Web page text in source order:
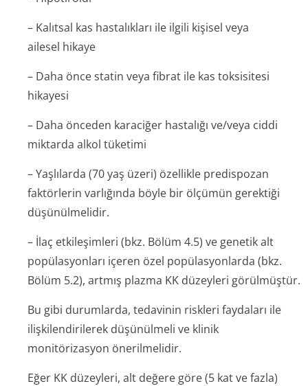
– Kalıtsal kas hastalıkları ile ilgili kişisel veya
ailesel hikaye
– Daha önce statin veya fibrat ile kas toksisitesi
hikayesi
– Daha önceden karaciğer hastalığı ve/veya ciddi
miktarda alkol tüketimi
– Yaşlılarda (70 yaş üzeri) özellikle predispozan
faktörlerin varlığında böyle bir ölçümün gerektiği
düşünülmelidir.
– İlaç etkileşimleri (bkz. Bölüm 4.5) ve genetik alt
popülasyonları içeren özel popülasyonlarda (bkz.
Bölüm 5.2), artmış plazma KK düzeyleri görülmüştür.
Bu gibi durumlarda, tedavinin riskleri faydaları ile
ilişkilendirilerek düşünülmeli ve klinik
monitörizasyon önerilmelidir.
Eğer KK düzeyleri, alt değere göre (5 kat ve fazla)